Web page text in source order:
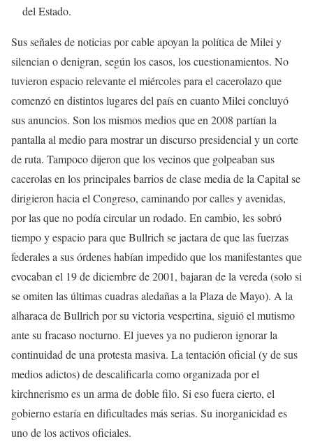
del Estado.
Sus señales de noticias por cable apoyan la política de Milei y
silencian o denigran, según los casos, los cuestionamientos. No
tuvieron espacio relevante el miércoles para el cacerolazo que
comenzó en distintos lugares del país en cuanto Milei concluyó
sus anuncios. Son los mismos medios que en 2008 partían la
pantalla al medio para mostrar un discurso presidencial y un corte
de ruta. Tampoco dijeron que los vecinos que golpeaban sus
cacerolas en los principales barrios de clase media de la Capital se
dirigieron hacia el Congreso, caminando por calles y avenidas,
por las que no podía circular un rodado. En cambio, les sobró
tiempo y espacio para que Bullrich se jactara de que las fuerzas
federales a sus órdenes habían impedido que los manifestantes que
evocaban el 19 de diciembre de 2001, bajaran de la vereda (solo si
se omiten las últimas cuadras aledañas a la Plaza de Mayo). A la
alharaca de Bullrich por su victoria vespertina, siguió el mutismo
ante su fracaso nocturno. El jueves ya no pudieron ignorar la
continuidad de una protesta masiva. La tentación oficial (y de sus
medios adictos) de descalificarla como organizada por el
kirchnerismo es un arma de doble filo. Si eso fuera cierto, el
gobierno estaría en dificultades más serias. Su inorganicidad es
uno de los activos oficiales.